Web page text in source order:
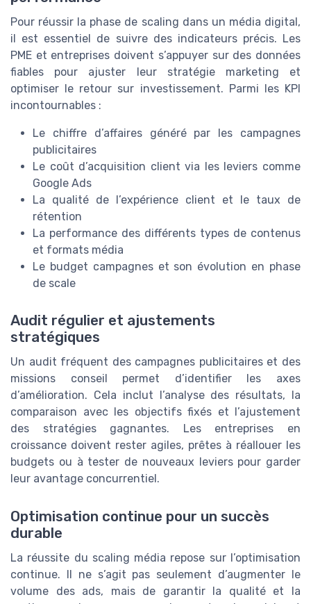
Pour réussir la phase de scaling dans un média digital,
il est essentiel de suivre des indicateurs précis. Les
PME et entreprises doivent s’appuyer sur des données
fiables pour ajuster leur stratégie marketing et
optimiser le retour sur investissement. Parmi les KPI
incontournables :
Le chiffre d’affaires généré par les campagnes
publicitaires
Le coût d’acquisition client via les leviers comme
Google Ads
La qualité de l’expérience client et le taux de
rétention
La performance des différents types de contenus
et formats média
Le budget campagnes et son évolution en phase
de scale
Audit régulier et ajustements
stratégiques
Un audit fréquent des campagnes publicitaires et des
missions conseil permet d’identifier les axes
d’amélioration. Cela inclut l’analyse des résultats, la
comparaison avec les objectifs fixés et l’ajustement
des stratégies gagnantes. Les entreprises en
croissance doivent rester agiles, prêtes à réallouer les
budgets ou à tester de nouveaux leviers pour garder
leur avantage concurrentiel.
Optimisation continue pour un succès
durable
La réussite du scaling média repose sur l’optimisation
continue. Il ne s’agit pas seulement d’augmenter le
volume des ads, mais de garantir la qualité et la